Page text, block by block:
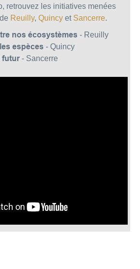
retrouvez les initiatives menées
Reuilly, Quincy et Sancerre.
nos écosystèmes - Reuilly
espèces - Quincy
futur- Sancerre